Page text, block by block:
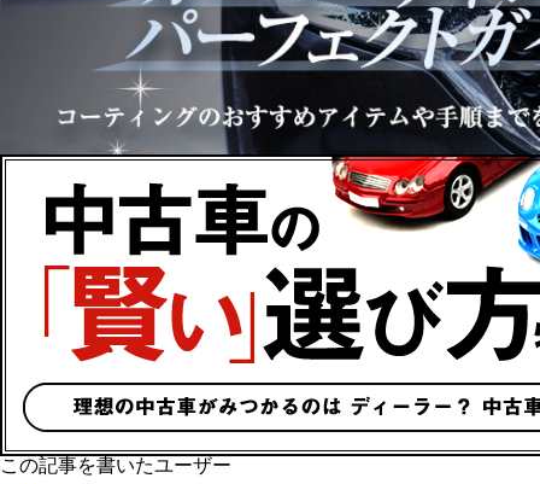
この記事を書いたユーザー